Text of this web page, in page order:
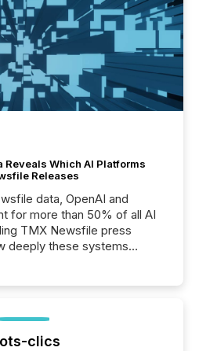
Reveals Which AI Platforms
Releases
data, OpenAI and
for more than 50% of all AI
TMX Newsfile press
deeply these systems
clics